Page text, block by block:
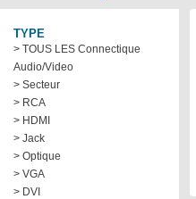
TYPE
> TOUS LES Connectique
Audio/Video
> Secteur
> RCA
> HDMI
> Jack
> Optique
> VGA
> DVI